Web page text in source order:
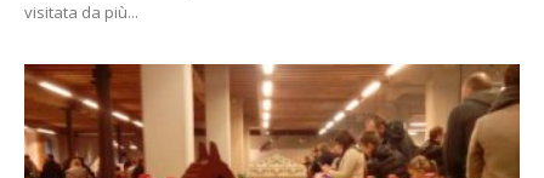
visitata da più...